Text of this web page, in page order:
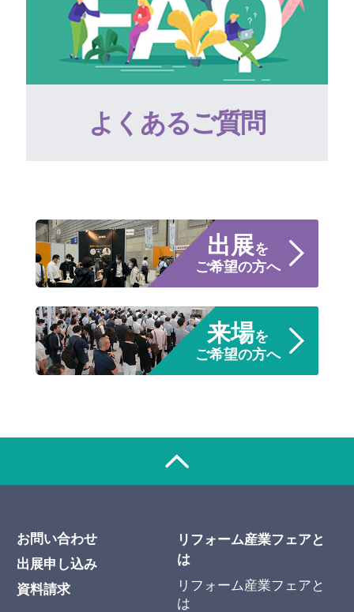
よくあるご質問
出展を
ご希望の方へ
来場を
ご希望の方へ
お問い合わせ
出展申し込み
資料請求
リフォーム産業フェアと
は
リフォーム産業フェアと
は